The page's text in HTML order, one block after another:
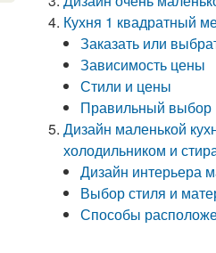
Кухня 1 квадратный
Заказать или
Зависимость цены
Стили и цены
Правильный выбор
Дизайн маленькой
холодильником и
Дизайн интерьера
Выбор стиля и
Способы